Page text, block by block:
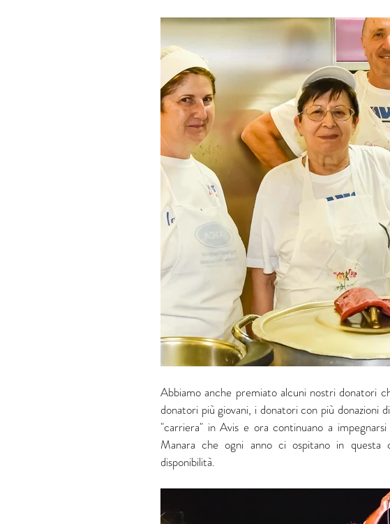
Abbiamo anche premiato alcuni nostri donatori
donatori più giovani, i donatori con più donazioni
"carriera" in Avis e ora continuano a
Manara che ogni anno ci ospitano in questa
disponibilità.